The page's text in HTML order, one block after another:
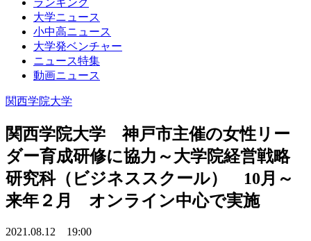
ランキング
大学ニュース
小中高ニュース
大学発ベンチャー
ニュース特集
動画ニュース
関西学院大学
関西学院大学 神戸市主催の女性リー
ダー育成研修に協力～大学院経営戦略
研究科（ビジネススクール） 10月～
来年２月 オンライン中心で実施
2021.08.12 19:00